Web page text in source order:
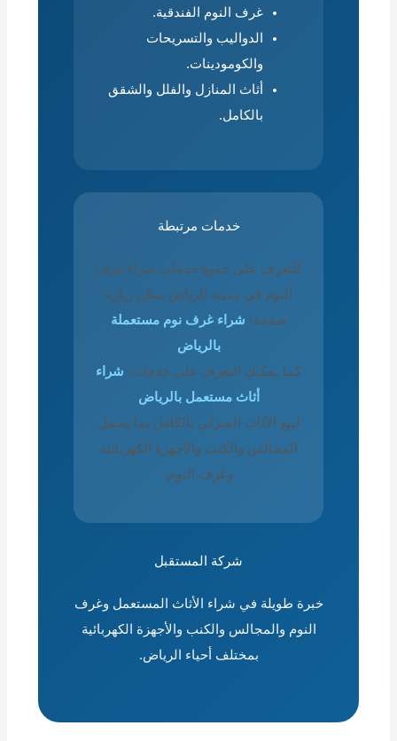
غرف النوم الفندقية.
الدواليب والتسريحات
والكومودينات.
أثاث المنازل والفلل والشقق
بالكامل.
خدمات مرتبطة
للتعرف على جميع خدمات شراء غرف
النوم في مدينة الرياض يمكن زيارة
صفحة: شراء غرف نوم مستعملة
بالرياض
كما يمكنك التعرف على خدمات: شراء
أثاث مستعمل بالرياض
لبيع الأثاث المنزلي بالكامل بما يشمل
المجالس والكنب والأجهزة الكهربائية
وغرف النوم.
شركة المستقبل
خبرة طويلة في شراء الأثاث المستعمل وغرف
النوم والمجالس والكنب والأجهزة الكهربائية
بمختلف أحياء الرياض.